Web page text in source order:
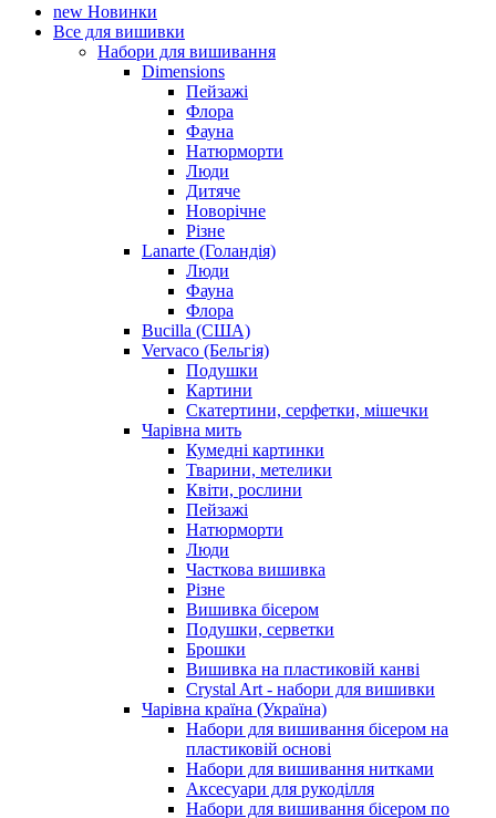
new Новинки
Все для вишивки
Набори для вишивання
Dimensions
Пейзажі
Флора
Фауна
Натюрморти
Люди
Дитяче
Новорічне
Різне
Lanarte (Голандія)
Люди
Фауна
Флора
Bucilla (США)
Vervaco (Бельгія)
Подушки
Картини
Скатертини, серфетки, мішечки
Чарiвна мить
Кумедні картинки
Тварини, метелики
Квіти, рослини
Пейзажі
Натюрморти
Люди
Часткова вишивка
Різне
Вишивка бісером
Подушки, серветки
Брошки
Вишивка на пластиковій канві
Crystal Art - набори для вишивки
Чарівна країна (Україна)
Набори для вишивання бісером на
пластиковій основі
Набори для вишивання нитками
Аксесуари для рукоділля
Набори для вишивання бісером по